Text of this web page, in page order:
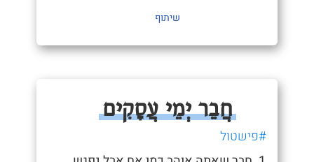
שיתוף
חֲבֵר יְמֵי עֲסָקִים
#פישטול